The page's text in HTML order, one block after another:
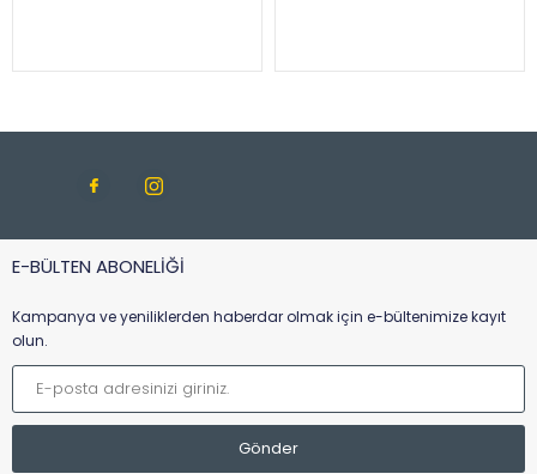
E-BÜLTEN ABONELİĞİ
Kampanya ve yeniliklerden haberdar olmak için e-bültenimize kayıt
olun.